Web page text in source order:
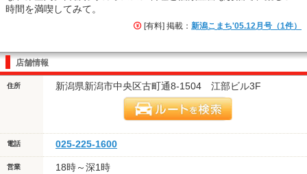
時間を満喫してみて。
[有料] 掲載： 新潟こまち'05.12月号（1件）
店舗情報
住所 新潟県新潟市中央区古町通8-1504 江部ビル3F
電話 025-225-1600
営業 18時～深1時